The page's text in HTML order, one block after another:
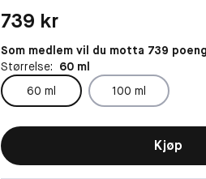
Størrelse: 60 ml
60 ml
100 ml
Pris: 739 kr
739 kr
Som medlem vil du motta 739 poeng
Kjøp